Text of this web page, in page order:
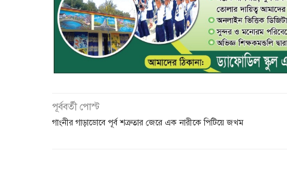
পূর্ববর্তী পোস্ট
গাংনীর গাড়াডোবে পূর্ব শত্রুতার জেরে এক নারীকে পিটিয়ে জখম